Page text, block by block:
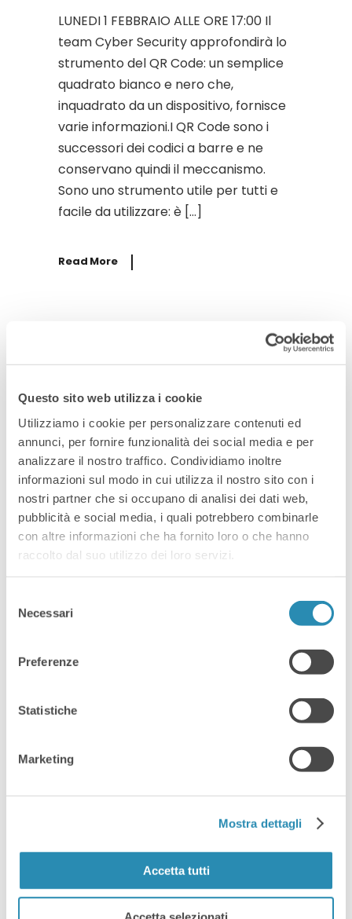
Questo sito web utilizza i cookie
Utilizziamo i cookie per personalizzare contenuti ed
annunci, per fornire funzionalità dei social media e per
analizzare il nostro traffico. Condividiamo inoltre
informazioni sul modo in cui utilizza il nostro sito con i
nostri partner che si occupano di analisi dei dati web,
pubblicità e social media, i quali potrebbero combinarle
con altre informazioni che ha fornito loro o che hanno
raccolto dal suo utilizzo dei loro servizi.
delNecessari
Preferenze
Statistiche
Marketing
Mostra dettagli
Accetta tutti
LUNEDI 1 FEBBRAIO ALLE ORE 17:00 Il
team Cyber Security approfondirà lo
strumento del QR Code: un semplice
quadrato bianco e nero che,
inquadrato da un dispositivo, fornisce
varie informazioni.I QR Code sono i
successori dei codici a barre e ne
conservano quindi il meccanismo.
Sono uno strumento utile per tutti e
facile da utilizzare: è […]
Read More
By 10 Dicembre 2020 Archivio
Strumenti
digitali per le
Imprese in
movimento
Sei un artigiano o lavori per
presso la sede del cliente (es.
è affermativa, allora questo evento
intervento su carta, per ricopiare i
Read More